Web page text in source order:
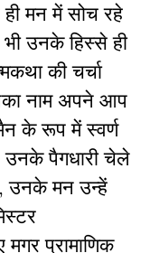
मन में सोच रहे
उनके हिस्से ही
की चर्चा
नाम अपने आप
के रूप में स्वर्ण
उनके पैगधारी चेले
उनके मन उन्हें
प्रामाणिक